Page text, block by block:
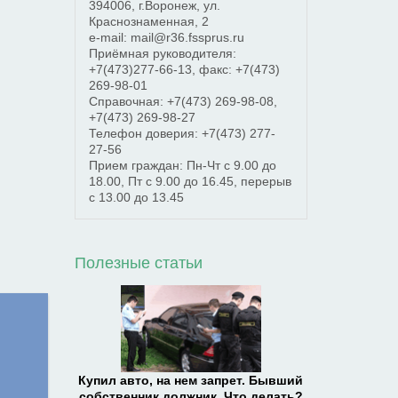
394006
г.Воронеж, ул.
Краснознаменная, 2
e-mail: mail@r36.fssprus.ru
Приёмная руководителя:
+7(473)277-66-13 , факс: +7(473)
269-98-01
Справочная: +7(473) 269-98-08
+7(473) 269-98-27
Телефон доверия: +7(473) 277-
27-56
Прием граждан: Пн-Чт с 9.00 до
18.00, Пт с 9.00 до 16.45, перерыв
с 13.00 до 13.45
Полезные статьи
Купил авто, на нем запрет. Бывший